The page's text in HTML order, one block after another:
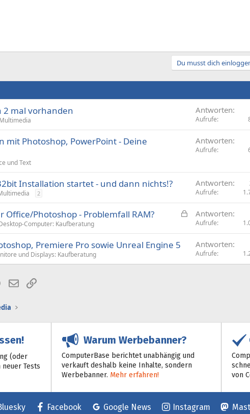
Du musst dich
2 mal vorhanden
Multimedia
Antworten
Aufrufe
mit Photoshop, PowerPoint - Deine
und Text
Antworten
Aufrufe
Installation startet - und dann nichts!?
2
Antworten
Aufrufe
G
s
r
Office/Photoshop - Problemfall RAM?
Computer: Kaufberatung
Antworten
Aufrufe
Premiere Pro sowie Unreal Engine 5
und Displays: Kaufberatung
Antworten
Aufrufe
WhatsApp
E-MailLink
(oder
Tests
Warum Werbebanner?
ComputerBase berichtet unabhängig und
verkauft deshalb keine Inhalte, sondern
Werbebanner. Mehr erfahren!
von
Facebook Google News Instagram